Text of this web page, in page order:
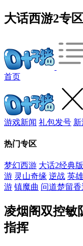
大话西游2专区
首页
游戏新闻 礼包发号
热门专区
梦幻西游 大话2经典版
游 灵山奇缘 逆战 英
游 镇魔曲 问道楚留香
凌烟阁双控敏
指挥